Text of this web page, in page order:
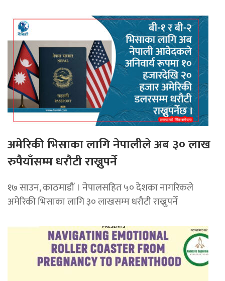
अमेरिकी भिसाका लागि नेपालीले अब ३० लाख
रुपैयाँसम्म धरौटी राख्नुपर्ने
१७ साउन, काठमाडौं । नेपालसहित ५० देशका नागरिकले
अमेरिकी भिसाका लागि ३० लाखसम्म धरौटी राख्नुपर्ने